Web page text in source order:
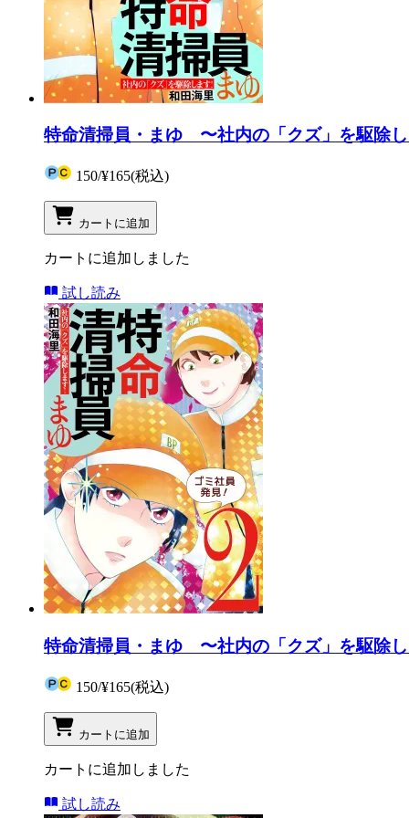
特命清掃員・まゆ 〜社内の「クズ」を駆除
150/¥165(税込)
カートに追加
カートに追加しました
試し読み
特命清掃員・まゆ 〜社内の「クズ」を駆除
150/¥165(税込)
カートに追加
カートに追加しました
試し読み